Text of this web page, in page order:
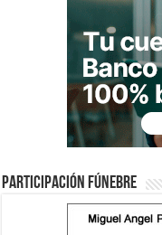
Participación fúnebre